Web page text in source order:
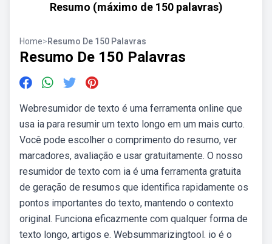
Resumo (máximo de 150 palavras)
Home>Resumo De 150 Palavras
Resumo De 150 Palavras
Webresumidor de texto é uma ferramenta online que
usa ia para resumir um texto longo em um mais curto.
Você pode escolher o comprimento do resumo, ver
marcadores, avaliação e usar gratuitamente. O nosso
resumidor de texto com ia é uma ferramenta gratuita
de geração de resumos que identifica rapidamente os
pontos importantes do texto, mantendo o contexto
original. Funciona eficazmente com qualquer forma de
texto longo, artigos e. Websummarizingtool. io é o